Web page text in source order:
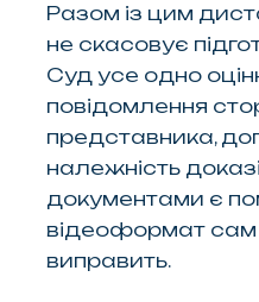
Разом із цим
не скасовує
Суд усе одно
повідомлення
представника,
належність
документами є
відеоформат сам
виправить.